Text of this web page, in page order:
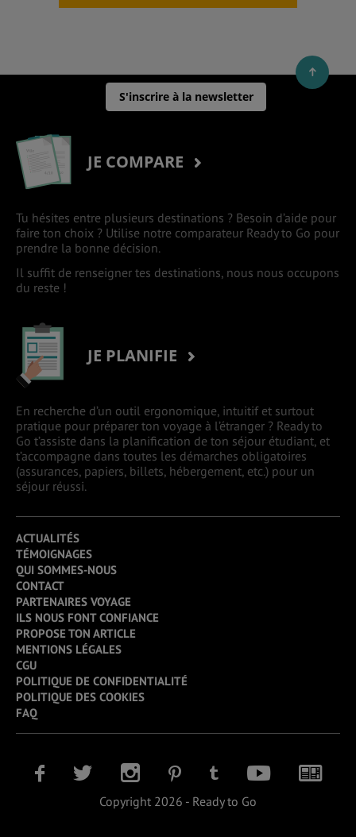
S'inscrire à la newsletter
JE COMPARE
Tu hésites entre plusieurs destinations ? Besoin d’aide pour
faire ton choix ? Utilise notre comparateur Ready to Go pour
prendre la bonne décision.
Il suffit de renseigner tes destinations, nous nous occupons
du reste !
JE PLANIFIE
En recherche d’un outil ergonomique, intuitif et surtout
pratique pour préparer ton voyage à l’étranger ? Ready to
Go t’assiste dans la planification de ton séjour étudiant, et
t’accompagne dans toutes les démarches obligatoires
(assurances, papiers, billets, hébergement, etc.) pour un
séjour réussi.
ACTUALITÉS
TÉMOIGNAGES
QUI SOMMES-NOUS
CONTACT
PARTENAIRES VOYAGE
ILS NOUS FONT CONFIANCE
PROPOSE TON ARTICLE
MENTIONS LÉGALES
CGU
POLITIQUE DE CONFIDENTIALITÉ
POLITIQUE DES COOKIES
FAQ
Copyright 2026 - Ready to Go